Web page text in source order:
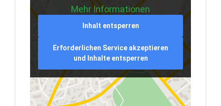
Mehr Informationen
Inhalt entsperren
Erforderlichen Service akzeptieren
und Inhalte entsperren